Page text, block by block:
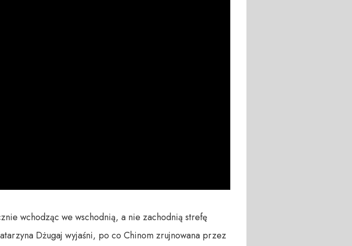
wchodząc we wschodnią, a nie zachodnią strefę
Dżugaj wyjaśni, po co Chinom zrujnowana przez